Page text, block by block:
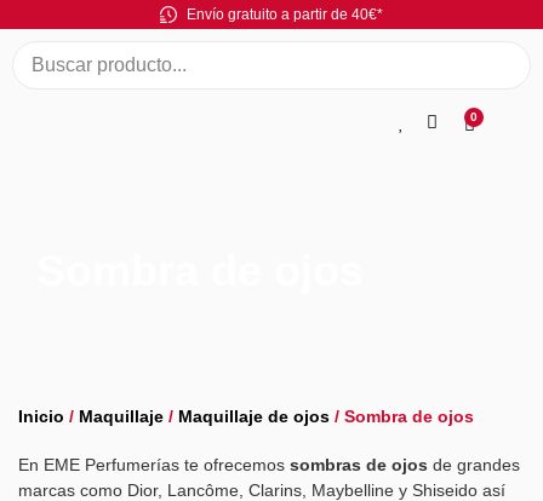
Envío gratuito a partir de 40€*
0
Inicio / Maquillaje / Maquillaje de ojos / Sombra de ojos
En EME Perfumerías te ofrecemos sombras de ojos de grandes
marcas como Dior, Lancôme, Clarins, Maybelline y Shiseido así